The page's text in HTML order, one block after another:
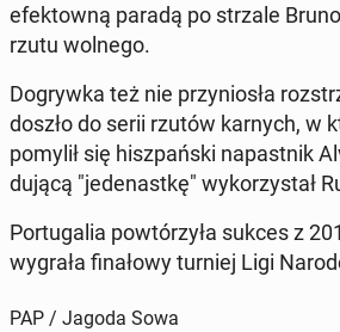
efek­tow­ną paradą po strzale
rzutu wolnego.
Do­gryw­ka też nie przy­nio­sła
doszło do serii rzutów karnych, w
pomylił się hisz­pań­ski na­past­nik
du­ją­cą "je­de­nast­kę" wy­ko­rzy­stał
Por­tu­ga­lia po­wtó­rzy­ła sukces z
wygrała fi­na­ło­wy turniej Ligi
PAP / Jagoda Sowa